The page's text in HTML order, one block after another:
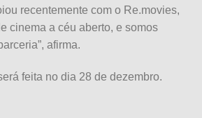
recentemente com o Re.movies,
cinema a céu aberto, e somos
afirma.
feita no dia 28 de dezembro.